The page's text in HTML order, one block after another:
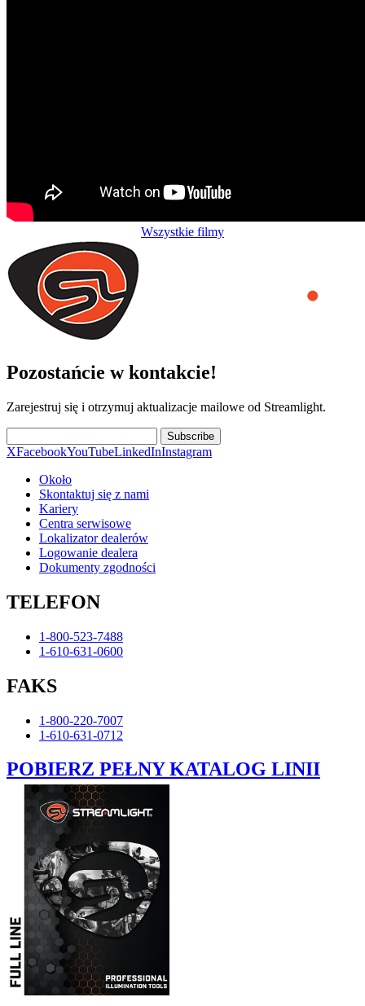
Wszystkie filmy
Pozostańcie w kontakcie!
Zarejestruj się i otrzymuj aktualizacje mailowe od Streamlight.
Subscribe
XFacebookYouTubeLinkedInInstagram
Około
Skontaktuj się z nami
Kariery
Centra serwisowe
Lokalizator dealerów
Logowanie dealera
Dokumenty zgodności
TELEFON
1-800-523-7488
1-610-631-0600
FAKS
1-800-220-7007
1-610-631-0712
POBIERZ PEŁNY KATALOG LINII